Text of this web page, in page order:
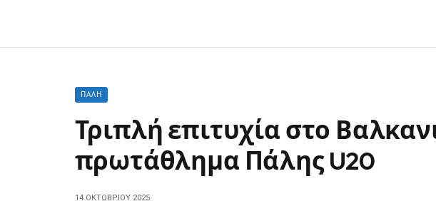
ΠΆΛΗ
Τριπλή επιτυχία στο
πρωτάθλημα Πάλης U20
14 ΟΚΤΩΒΡΊΟΥ 2025